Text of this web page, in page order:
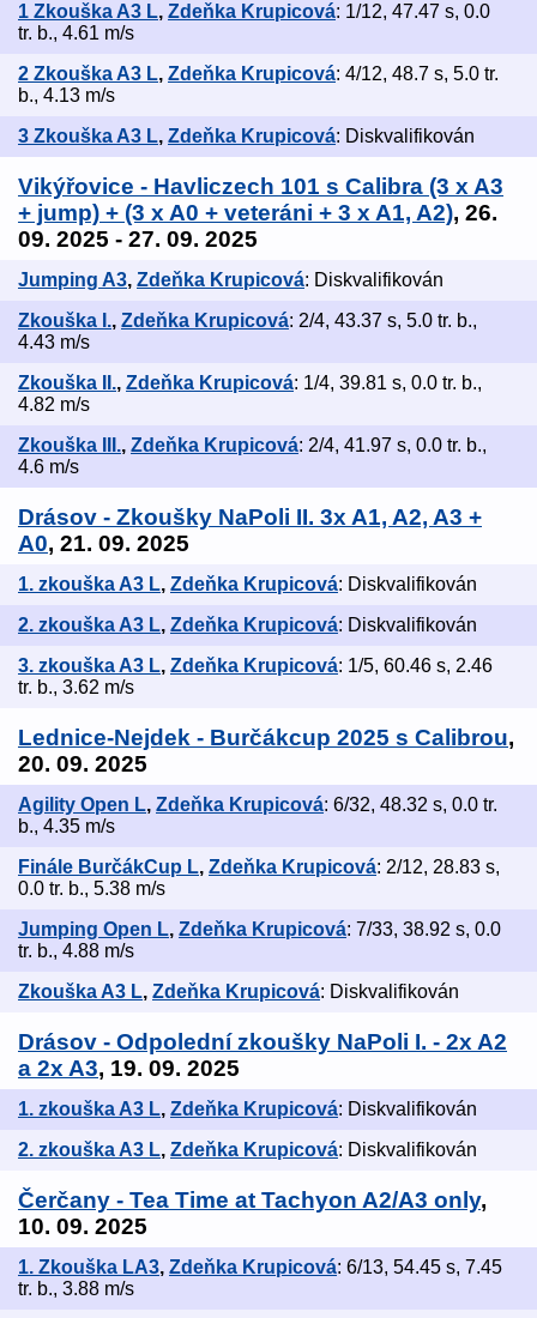
1 Zkouška A3 L, Zdeňka Krupicová: 1/12, 47.47 s, 0.0
tr. b., 4.61 m/s
2 Zkouška A3 L, Zdeňka Krupicová: 4/12, 48.7 s, 5.0 tr.
b., 4.13 m/s
3 Zkouška A3 L, Zdeňka Krupicová: Diskvalifikován
Vikýřovice - Havliczech 101 s Calibra (3 x A3
+ jump) + (3 x A0 + veteráni + 3 x A1, A2), 26.
09. 2025 - 27. 09. 2025
Jumping A3, Zdeňka Krupicová: Diskvalifikován
Zkouška I., Zdeňka Krupicová: 2/4, 43.37 s, 5.0 tr. b.,
4.43 m/s
Zkouška II., Zdeňka Krupicová: 1/4, 39.81 s, 0.0 tr. b.,
4.82 m/s
Zkouška III., Zdeňka Krupicová: 2/4, 41.97 s, 0.0 tr. b.,
4.6 m/s
Drásov - Zkoušky NaPoli II. 3x A1, A2, A3 +
A0, 21. 09. 2025
1. zkouška A3 L, Zdeňka Krupicová: Diskvalifikován
2. zkouška A3 L, Zdeňka Krupicová: Diskvalifikován
3. zkouška A3 L, Zdeňka Krupicová: 1/5, 60.46 s, 2.46
tr. b., 3.62 m/s
Lednice-Nejdek - Burčákcup 2025 s Calibrou,
20. 09. 2025
Agility Open L, Zdeňka Krupicová: 6/32, 48.32 s, 0.0 tr.
b., 4.35 m/s
Finále BurčákCup L, Zdeňka Krupicová: 2/12, 28.83 s,
0.0 tr. b., 5.38 m/s
Jumping Open L, Zdeňka Krupicová: 7/33, 38.92 s, 0.0
tr. b., 4.88 m/s
Zkouška A3 L, Zdeňka Krupicová: Diskvalifikován
Drásov - Odpolední zkoušky NaPoli I. - 2x A2
a 2x A3, 19. 09. 2025
1. zkouška A3 L, Zdeňka Krupicová: Diskvalifikován
2. zkouška A3 L, Zdeňka Krupicová: Diskvalifikován
Čerčany - Tea Time at Tachyon A2/A3 only,
10. 09. 2025
1. Zkouška LA3, Zdeňka Krupicová: 6/13, 54.45 s, 7.45
tr. b., 3.88 m/s